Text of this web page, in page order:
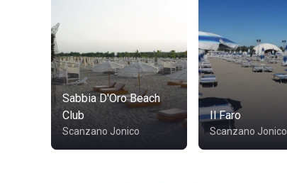
Sabbia D'Oro Beach
Club
Scanzano Jonico
Il Faro
Scanzano Jonico